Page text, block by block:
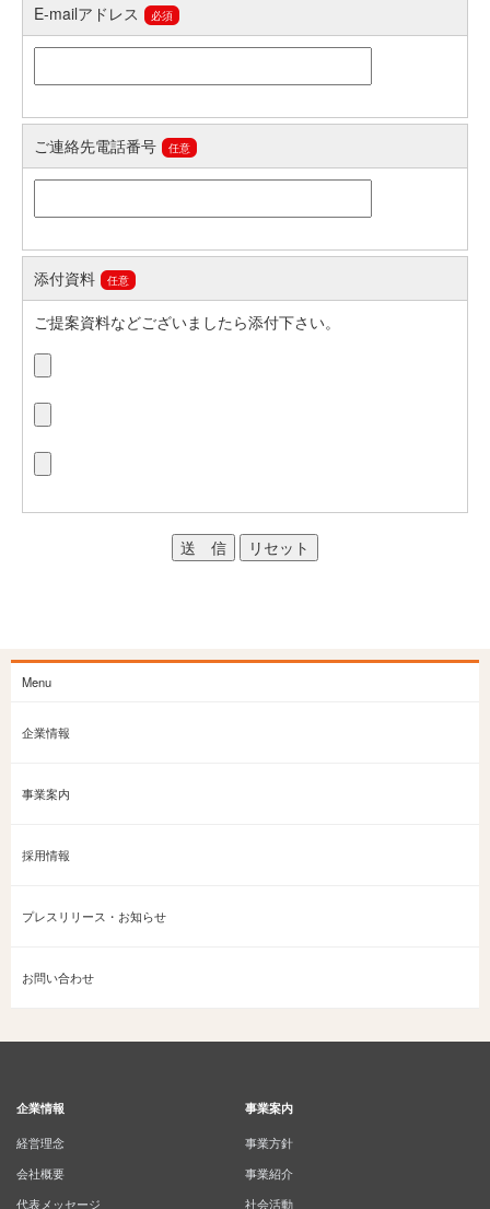
E-mailアドレス 必須
ご連絡先電話番号 任意
添付資料 任意
ご提案資料などございましたら添付下さい。
送 信 リセット
Menu
企業情報
事業案内
採用情報
プレスリリース・お知らせ
お問い合わせ
企業情報
経営理念
会社概要
代表メッセージ
事業案内
事業方針
事業紹介
社会活動